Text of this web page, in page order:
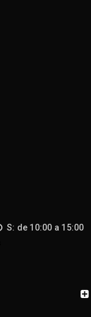
S: de 10:00 a 15:00